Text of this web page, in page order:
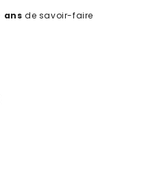
ans de savoir-faire